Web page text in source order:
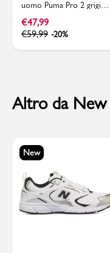
uomo Puma Pro 2 grigie
con intersuola PROFOAM
€47,99
€59,99 -20%
Altro da New
New